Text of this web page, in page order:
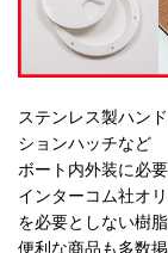
ステンレス製ハン
ションハッチなど
ボート内外装に必
インターコム社オ
を必要としない樹
便利な商品も多数